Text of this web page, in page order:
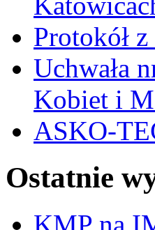
Protokół
Uchwała
Kobiet i
ASKO-
Ostatnie
KMP na